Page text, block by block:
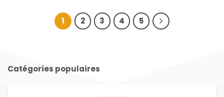
1 2 3 4 5
Catégories populaires